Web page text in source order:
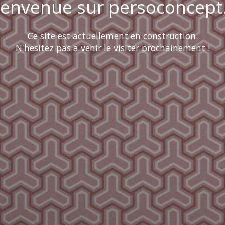
sur
Ce site est actuellement en construction.
N'hesitez pas a venir le visiter prochainement !